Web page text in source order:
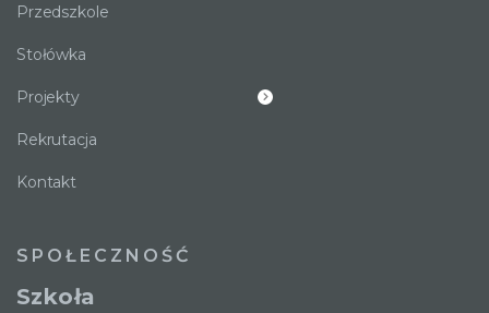
Przedszkole
Stołówka
Projekty
Rekrutacja
Kontakt
SPOŁECZNOŚĆ
Szkoła